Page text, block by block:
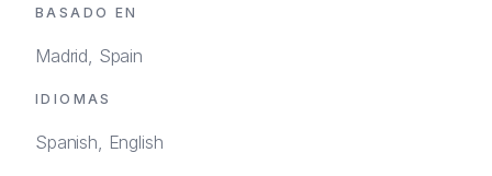
EN|ES
BASADO EN
Madrid, Spain
IDIOMAS
Spanish, English